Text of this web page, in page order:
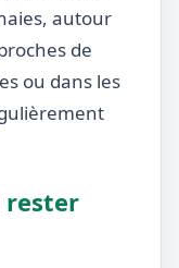
autour
de
ou dans les
rester